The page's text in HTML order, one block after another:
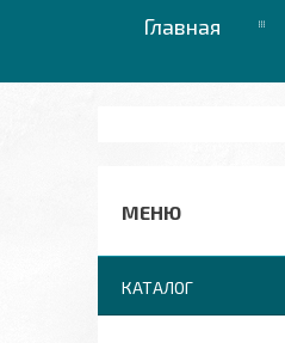
Главная
КАТАЛОГ